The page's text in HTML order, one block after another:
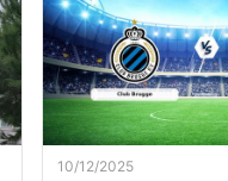
10/12/2025